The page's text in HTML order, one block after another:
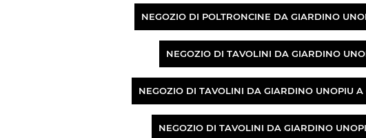
NEGOZIO DI POLTRONCINE DA GIARDINO
NEGOZIO DI TAVOLINI DA GIARDINO
NEGOZIO DI TAVOLINI DA GIARDINO UNOPIU A
NEGOZIO DI TAVOLINI DA GIARDINO